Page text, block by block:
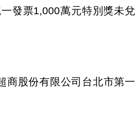
發票1,000萬元特別獎未兌
商股份有限公司台北市第一